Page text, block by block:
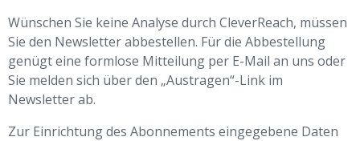
Wünschen Sie keine Analyse durch CleverReach, müssen
Sie den Newsletter abbestellen. Für die Abbestellung
genügt eine formlose Mitteilung per E-Mail an uns oder
Sie melden sich über den „Austragen“-Link im
Newsletter ab.
Zur Einrichtung des Abonnements eingegebene Daten